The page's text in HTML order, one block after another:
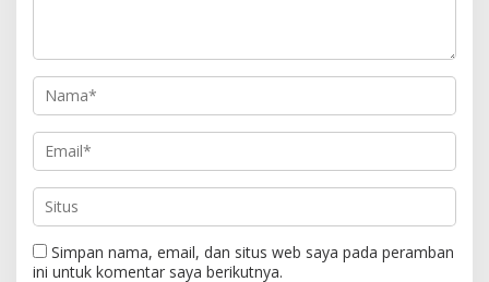
Simpan nama, email, dan situs web saya pada peramban
ini untuk komentar saya berikutnya.